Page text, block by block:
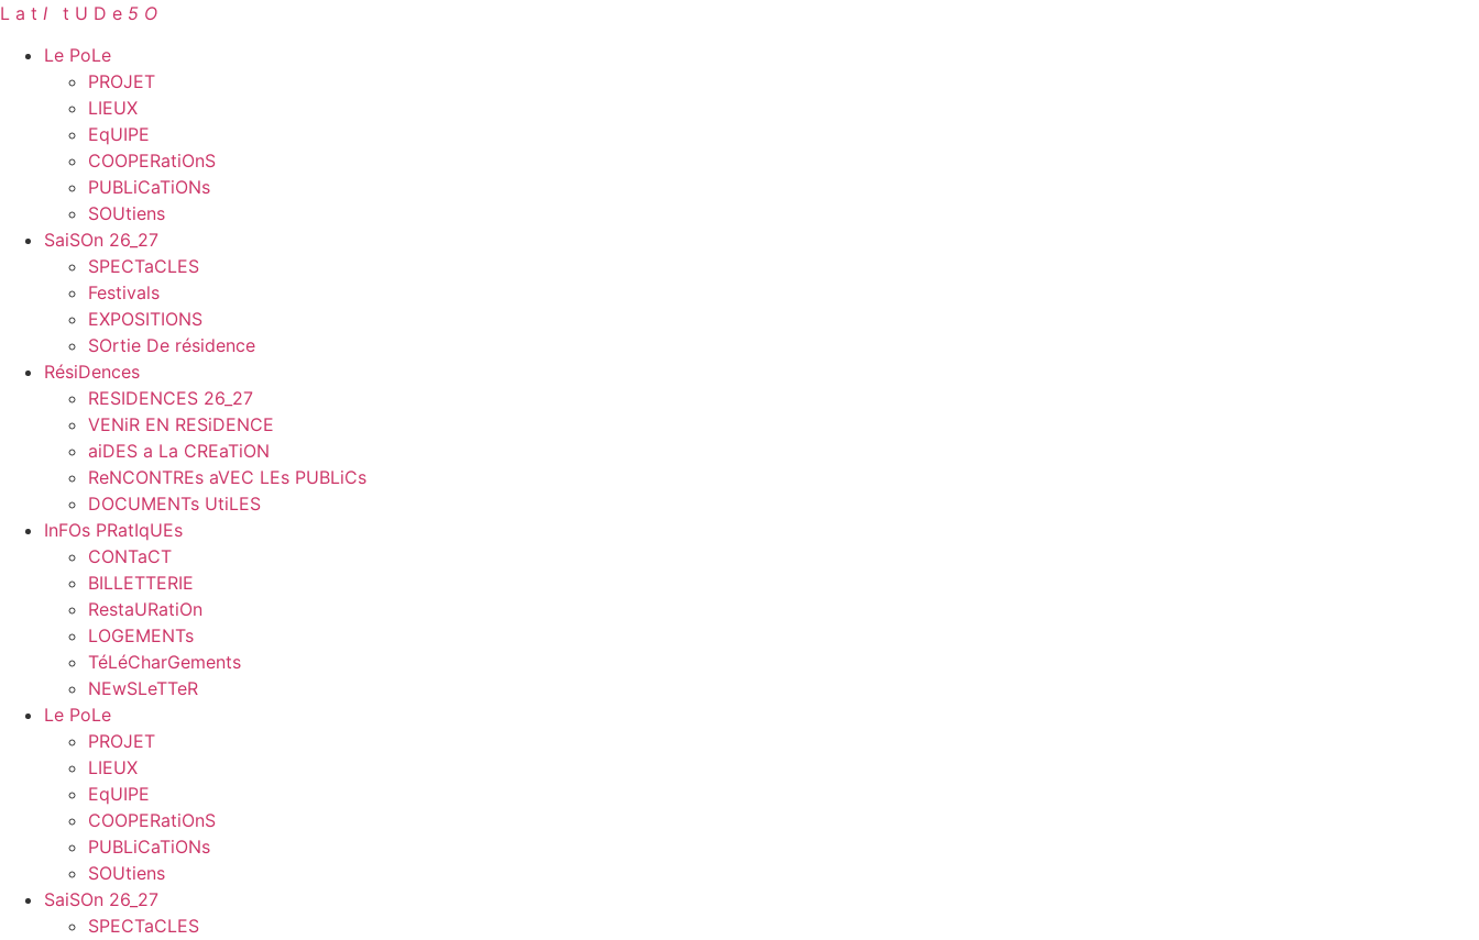
Aller
contenu
L a t I t U D e 5 O
Le PoLe
PROJET
LIEUX
EqUIPE
COOPERatiOnS
PUBLiCaTiONs
SOUtiens
SaiSOn 26_27
SPECTaCLES
Festivals
EXPOSITIONS
SOrtie De résidence
RésiDences
RESIDENCES 26_27
VENiR EN RESiDENCE
aiDES a La CREaTiON
ReNCONTREs aVEC LEs PUBLiCs
DOCUMENTs UtiLES
InFOs PRatIqUEs
CONTaCT
BILLETTERIE
RestaURatiOn
LOGEMENTs
TéLéCharGements
NEwSLeTTeR
Le PoLe
PROJET
LIEUX
EqUIPE
COOPERatiOnS
PUBLiCaTiONs
SOUtiens
SaiSOn 26_27
SPECTaCLES